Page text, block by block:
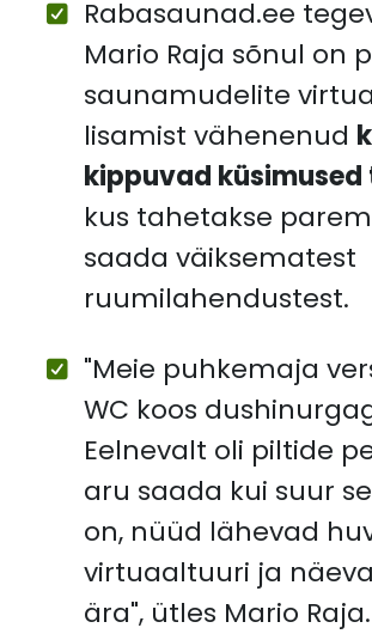
Rabasaunad.ee
Mario Raja sõnul on
saunamudelite
lisamist vähenenud
kippuvad küsimused
kus tahetakse
saada väiksematest
ruumilahendustest.
"Meie puhkemaja
WC koos
Eelnevalt oli piltide
aru saada kui suur
on, nüüd lähevad
virtuaaltuuri ja
ära", ütles Mario Raja.